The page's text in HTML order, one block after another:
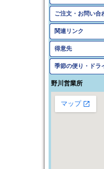
ご注文・お問い合
関連リンク
得意先
季節の便り・ドラ
野川営業所